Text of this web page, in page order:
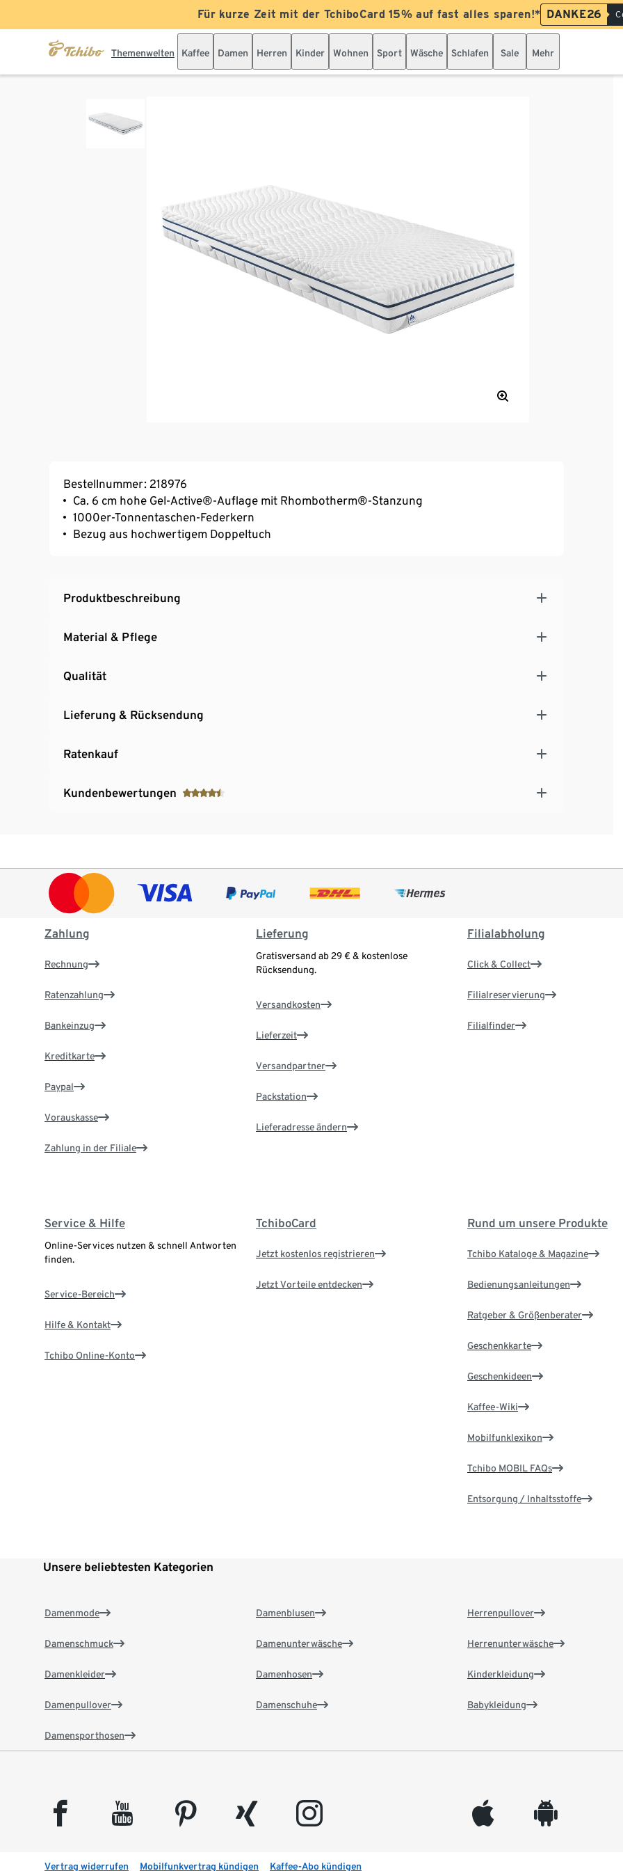
Für kurze Zeit mit der TchiboCard 15% auf fast alles sparen!* DANKE26
Themenwelten Kaffee Damen Herren Kinder Wohnen Sport Wäsche Schlafen Sale Mehr
Bestellnummer: 218976
Ca. 6 cm hohe Gel-Active®-Auflage mit Rhombotherm®-Stanzung
1000er-Tonnentaschen-Federkern
Bezug aus hochwertigem Doppeltuch
Produktbeschreibung
Material & Pflege
Qualität
Lieferung & Rücksendung
Ratenkauf
Kundenbewertungen
Zahlung
Rechnung
Ratenzahlung
Bankeinzug
Kreditkarte
Paypal
Vorauskasse
Zahlung in der Filiale
Lieferung
Gratisversand ab 29 € & kostenlose
Rücksendung.
Versandkosten
Lieferzeit
Versandpartner
Packstation
Lieferadresse ändern
Filialabholung
Click & Collect
Filialreservierung
Filialfinder
Service & Hilfe
Online-Services nutzen & schnell Antworten
finden.
Service-Bereich
Hilfe & Kontakt
Tchibo Online-Konto
TchiboCard
Jetzt kostenlos registrieren
Jetzt Vorteile entdecken
Rund um unsere Produkte
Tchibo Kataloge & Magazine
Bedienungsanleitungen
Ratgeber & Größenberater
Geschenkkarte
Geschenkideen
Kaffee-Wiki
Mobilfunklexikon
Tchibo MOBIL FAQs
Entsorgung / Inhaltsstoffe
Unsere beliebtesten Kategorien
Damenmode
Damenschmuck
Damenkleider
Damenpullover
Damensporthosen
Damenblusen
Damenunterwäsche
Damenhosen
Damenschuhe
Herrenpullover
Herrenunterwäsche
Kinderkleidung
Babykleidung
facebook youtube pinterest xing instagram appleinc android
Vertrag widerrufen Mobilfunkvertrag kündigen Kaffee-Abo kündigen